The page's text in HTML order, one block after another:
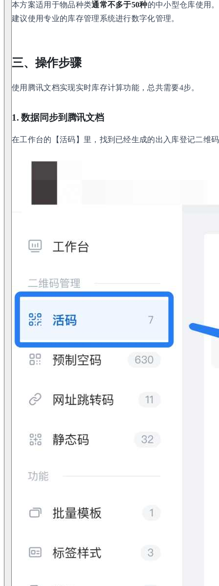
本方案适用于物品种类通常不多于50种的中小型仓库使用
建议使用专业的库存管理系统进行数字化管理。
三、操作步骤
使用腾讯文档实现实时库存计算功能，总共需要4步。
1. 数据同步到腾讯文档
在工作台的【活码】里，找到已经生成的出入库登记二维